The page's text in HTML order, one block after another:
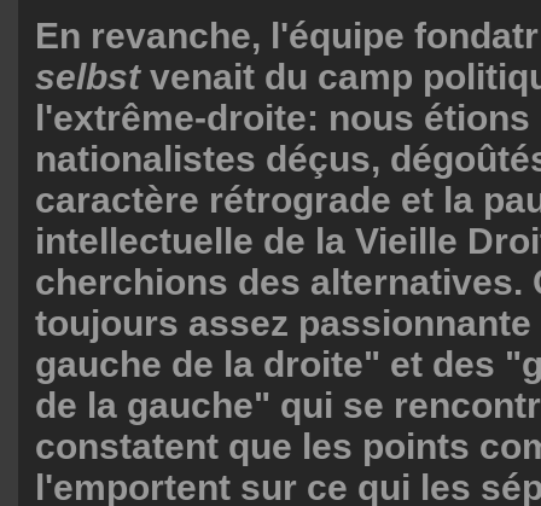
En revanche, l'équipe
selbstvenait du camp
l'extrême-droite: nous étions
nationalistes déçus,
caractère rétrograde et la
intellectuelle de la Vieille
cherchions des alternatives.
toujours assez
gauche de la droite" et des
de la gauche" qui se
constatent que les points
l'emportent sur ce qui les